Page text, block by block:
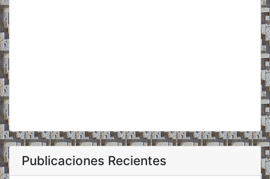
Publicaciones Recientes